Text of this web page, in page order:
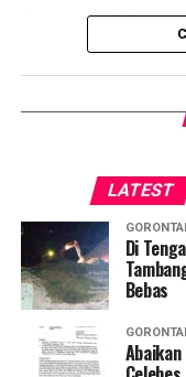
Predikat “Unggul”
menjadi indikator
daerah dalam
mudah, merata,
Gorontalo dalam
memulihkan
tersebut, armada
Saat diinterogasi,
menunjukkan
kantor.
Operasi penyisiran
titik vital yang
perbelanjaan. Di
LATEST
Di
Bebas